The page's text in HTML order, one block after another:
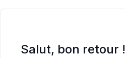
Salut, bon retour !